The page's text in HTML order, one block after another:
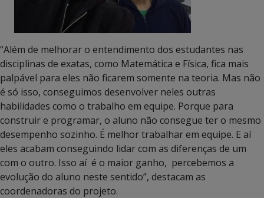
“Além de melhorar o entendimento dos estudantes nas
disciplinas de exatas, como Matemática e Física, fica mais
palpável para eles não ficarem somente na teoria. Mas não
é só isso, conseguimos desenvolver neles outras
habilidades como o trabalho em equipe. Porque para
construir e programar, o aluno não consegue ter o mesmo
desempenho sozinho. É melhor trabalhar em equipe. E aí
eles acabam conseguindo lidar com as diferenças de um
com o outro. Isso aí é o maior ganho, percebemos a
evolução do aluno neste sentido”, destacam as
coordenadoras do projeto.